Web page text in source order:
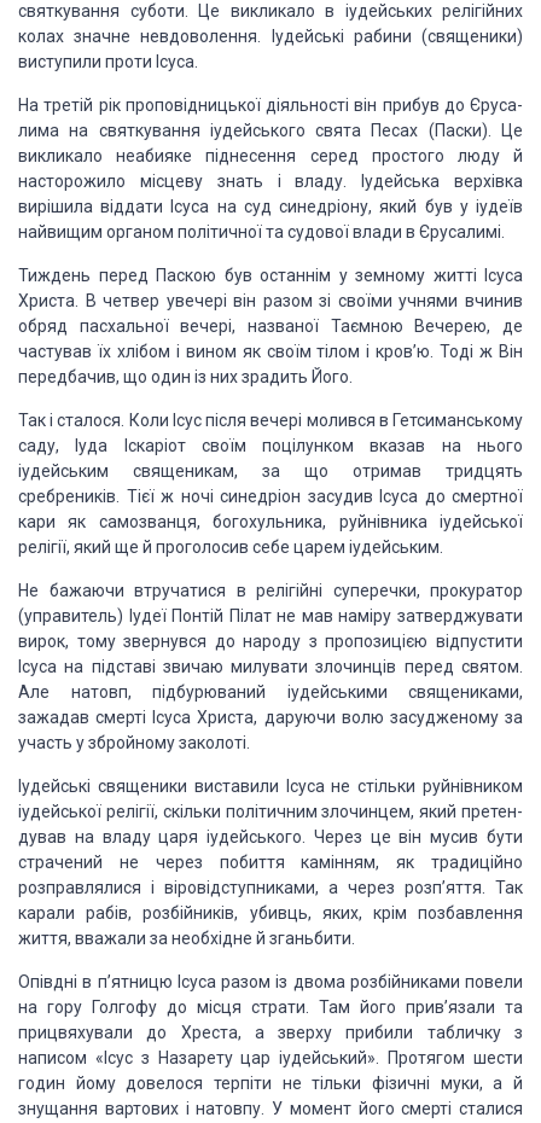
святкування суботи. Це викликало в іудейськихрелігійних
колах значне невдо­волення. Іудейські рабини (священики)
виступили проти Ісуса.
На третій рік проповідницької діяльності він прибув до Єруса­
лима на святкування іудейського свята Песах (Паски). Це
викли­кало неабияке піднесення серед простого люду й
насторожило місцеву знать і владу.
Іудейська верхівка
вирішила віддати Ісуса на суд синедріону, який був у іудеїв
найвищим органом політич­ної та судової влади в Єрусалимі.
Тиждень перед Паскою був останнім у земному житті Ісуса
Христа. В четвер увечері він разом зі своїми учнями вчинив
об­ряд пасхальноївечері, названої Таємною Вечерею, де
частував їх хлібом і вином як своїм тілом і кров’ю. Тоді ж Він
передбачив, що один із них зрадить Його.
Так і сталося. Коли Ісус після вечері молився в Гетсиманському
саду, Іуда Іскаріот своїм поцілунком вказав на нього
іудейським священикам, за що отримав тридцять
сребреників. Тієї ж ночі синедріон засудив Ісуса до смертної
кари як самозванця, бого­хульника, руйнівника іудейської
релігії, який ще й проголосив себе царем іудейським.
Не бажаючи втручатися в релігійні суперечки, прокуратор
(управитель) Іудеї Понтій Пілат не мав наміру затверджувати
ви­рок, томузвернувся до народу з пропозицією відпустити
Ісуса на підставі звичаю милувати злочинців перед святом.
Але натовп, підбурюваний іудейськими священиками,
зажадав смерті Ісуса Христа, даруючи волю засудженому за
участь у збройномузаколоті.
Іудейські священики виставили Ісуса не стільки руйнівником
іудейської релігії, скільки політичним злочинцем, який претен­
дував на владу царя іудейського. Через це він мусив бути
страчений не через побиття камінням, як традиційно
розправлялися і віровідступниками, а через розп’яття.
Так
карали рабів, роз­бійників, убивць, яких, крім позбавлення
життя, вважали за необхідне й зганьбити.
Опівдні в п’ятницю Ісуса разом із двома розбійниками повели
на гору Голгофу до місця страти. Там його прив’язали та
прицвяхували до Хреста, а зверху прибили табличку з
написом «Ісус з Назарету цар іудейський».
Протягом шести
годин йому довелося терпіти не тільки фізичні муки, а й
знущання вартових і натовпу. У момент його смерті сталися